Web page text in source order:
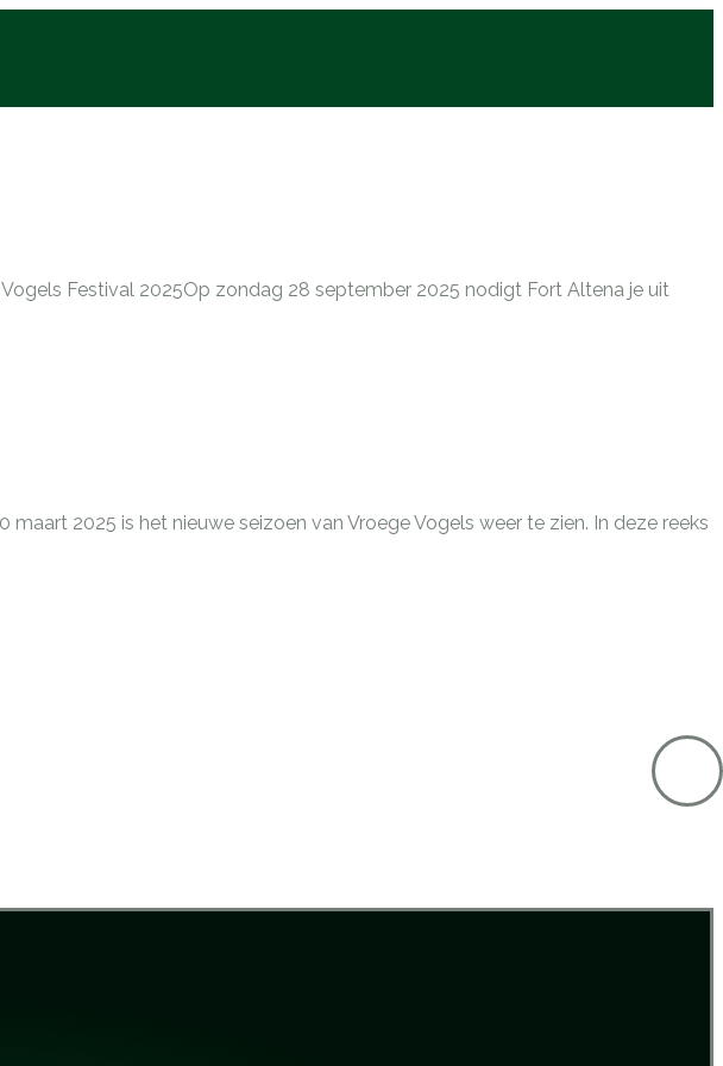
Festival 2025Op zondag 28 september 2025 nodigt Fort Altena je uit
2025 is het nieuwe seizoen van Vroege Vogels weer te zien. In deze reeks